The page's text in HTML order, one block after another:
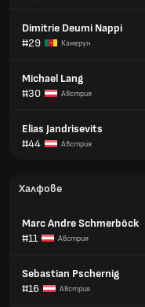
Dimitrie Deumi Nappi
#29
Камерун
Michael Lang
#30
Австрия
Elias Jandrisevits
#44
Австрия
Халфове
Marc Andre Schmerböck
#11
Австрия
Sebastian Pschernig
#16
Австрия